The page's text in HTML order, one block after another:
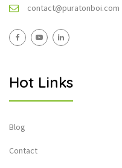
contact@puratonboi.com
Hot Links
Blog
Contact